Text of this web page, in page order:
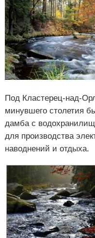
Под Кластерец-над-
минувшего столетия
дамба с
для производства
наводнений и отдыха.